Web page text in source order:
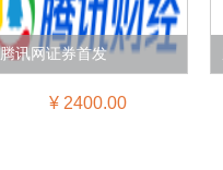
腾讯网证券首发
¥ 2400.00